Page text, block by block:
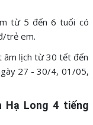
từ 5 đến 6 tuổi có
trẻ em.
âm lịch từ 30 tết đến
27 - 30/4, 01/05,
Hạ Long 4 tiếng